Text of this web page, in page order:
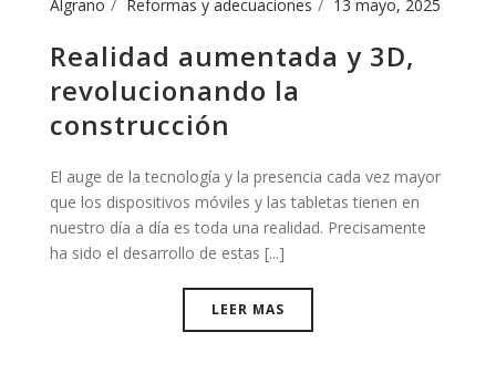
Algrano Reformas y adecuaciones 13 mayo, 2025
Realidad aumentada y 3D,
revolucionando la
construcción
El auge de la tecnología y la presencia cada vez mayor
que los dispositivos móviles y las tabletas tienen en
nuestro día a día es toda una realidad. Precisamente
ha sido el desarrollo de estas [...]
LEER MAS